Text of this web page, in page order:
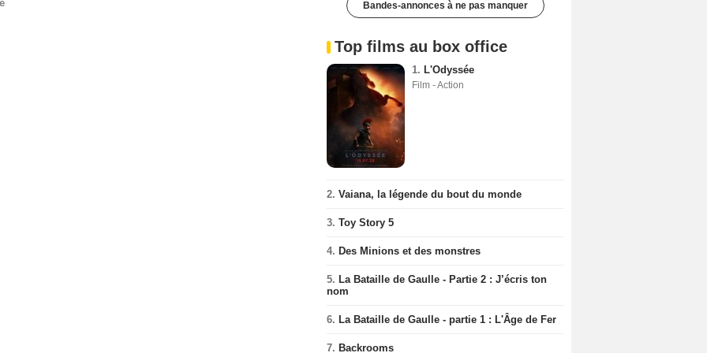
Bandes-annonces à ne pas manquer
Top films au box office
1. L'Odyssée
Film - Action
2. Vaiana, la légende du bout du monde
3. Toy Story 5
4. Des Minions et des monstres
5. La Bataille de Gaulle - Partie 2 : J’écris ton
nom
6. La Bataille de Gaulle - partie 1 : L'Âge de Fer
7. Backrooms